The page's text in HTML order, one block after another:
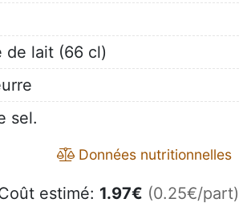
de lait (66 cl)
sel.
Données nutritionnelles
estimé: 1.97€ (0.25€/part)